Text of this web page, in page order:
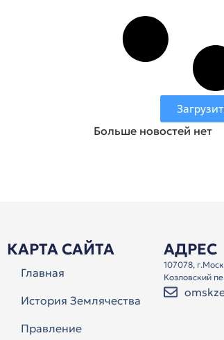
Больше новостей нет
КАРТА САЙТА
Главная
История Землячества
Правление
АДРЕС
107078,
Козловский